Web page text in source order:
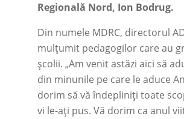
Regională Nord, Ion Bodrug.
Din numele MDRC, directorul
mulțumit pedagogilor care au
școlii. „Am venit astăzi aici să
din minunile pe care le aduce
dorim să vă îndepliniți toate
vi le-ați pus. Vă dorim ca anul